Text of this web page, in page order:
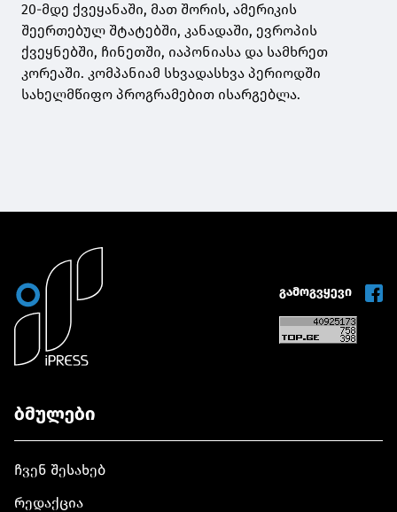
20-მდე ქვეყანაში, მათ შორის, ამერიკის
შეერთებულ შტატებში, კანადაში, ევროპის
ქვეყნებში, ჩინეთში, იაპონიასა და სამხრეთ
კორეაში. კომპანიამ სხვადასხვა პერიოდში
სახელმწიფო პროგრამებით ისარგებლა.
გამოგვყევი
ბმულები
ჩვენ შესახებ
რედაქცია